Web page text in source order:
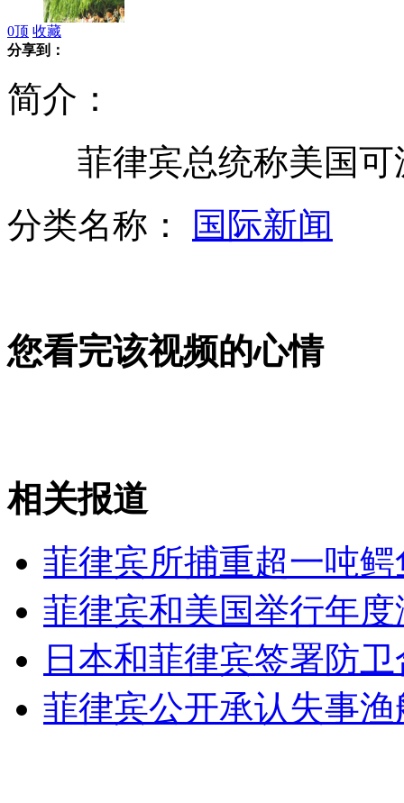
上海连环凶杀案 男子杀害5名亲人
美国特警神勇出击 误闯民宅摆乌龙
山西运城恶犬咬伤多人 警民合力深夜将其击毙
女孩北京地铁殴打老人 痛下狠手拳打脚踢
0顶 收藏
分享到：
简介：
菲律宾总统称美国可
分类名称：
国际新闻
您看完该视频的心情
相关报道
菲律宾所捕重超一吨
菲律宾和美国举行年
日本和菲律宾签署防
菲律宾公开承认失事